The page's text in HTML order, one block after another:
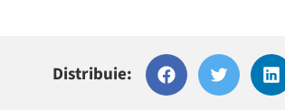
Distribuie: